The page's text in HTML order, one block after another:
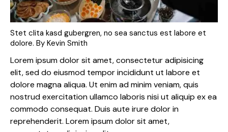
Stet clita kasd gubergren, no sea sanctus est labore et
dolore. By Kevin Smith
Lorem ipsum dolor sit amet, consectetur adipisicing
elit, sed do eiusmod tempor incididunt ut labore et
dolore magna aliqua. Ut enim ad minim veniam, quis
nostrud exercitation ullamco laboris nisi ut aliquip ex ea
commodo consequat. Duis aute irure dolor in
reprehenderit. Lorem ipsum dolor sit amet,